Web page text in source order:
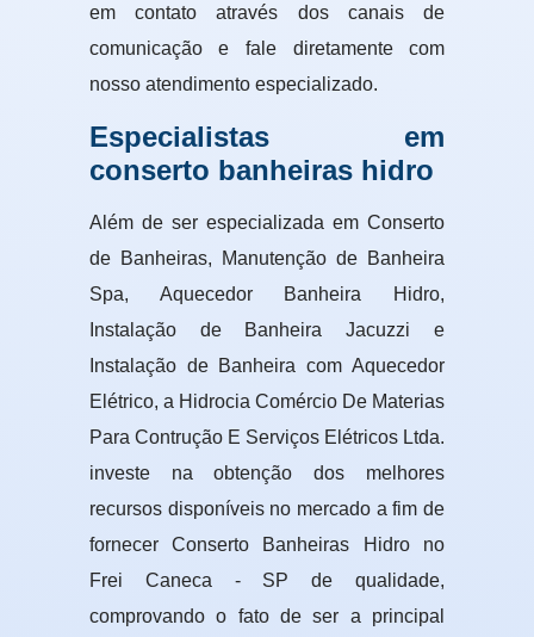
em contato através dos canais de
comunicação e fale diretamente com
nosso atendimento especializado.
Especialistas em
conserto banheiras hidro
Além de ser especializada em Conserto
de Banheiras, Manutenção de Banheira
Spa, Aquecedor Banheira Hidro,
Instalação de Banheira Jacuzzi e
Instalação de Banheira com Aquecedor
Elétrico, a Hidrocia Comércio De Materias
Para Contrução E Serviços Elétricos Ltda.
investe na obtenção dos melhores
recursos disponíveis no mercado a fim de
fornecer Conserto Banheiras Hidro no
Frei Caneca - SP de qualidade,
comprovando o fato de ser a principal